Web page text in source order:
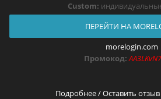
Custom:
ПЕРЕЙТИ НА
morelogin.com
Промокод:
Подробнее / Оставить